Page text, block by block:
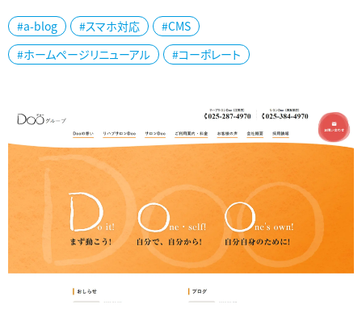
奈良県のウィンヘルス株式会社様の公式ホームページをリニューア
ルしました。 ワキ製薬株式会社のグループ会社で、サプリメントのOEM
#a-blog #スマホ対応
#CMS
#ホームページリニューアル
#コーポレート